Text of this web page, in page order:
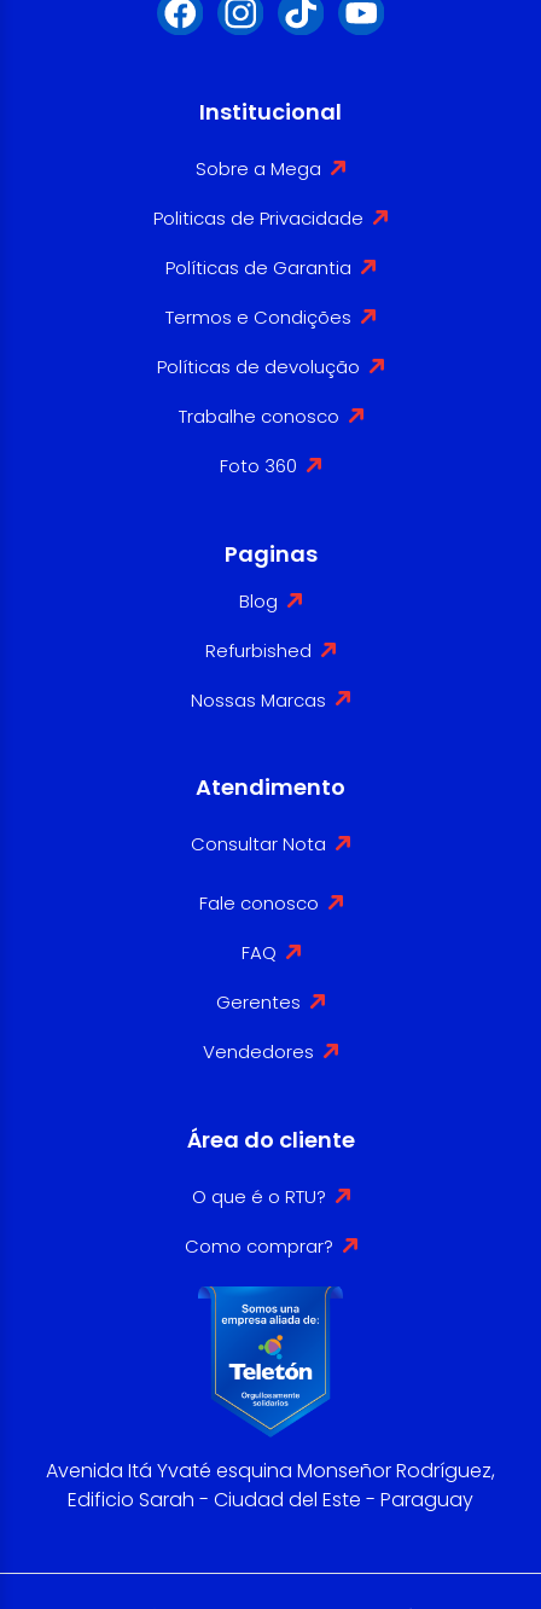
Institucional
Sobre a Mega
Politicas de Privacidade
Políticas de Garantia
Termos e Condições
Políticas de devolução
Trabalhe conosco
Foto 360
Paginas
Blog
Refurbished
Nossas Marcas
Atendimento
Consultar Nota
Fale conosco
FAQ
Gerentes
Vendedores
Área do cliente
O que é o RTU?
Como comprar?
Avenida Itá Yvaté esquina Monseñor Rodríguez,
Edificio Sarah - Ciudad del Este - Paraguay